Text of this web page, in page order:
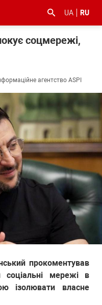
UA RU
соцмережі,
агентство ASPI
прокоментував
соціальні мережі в
ізолювати власне
#коронавірус